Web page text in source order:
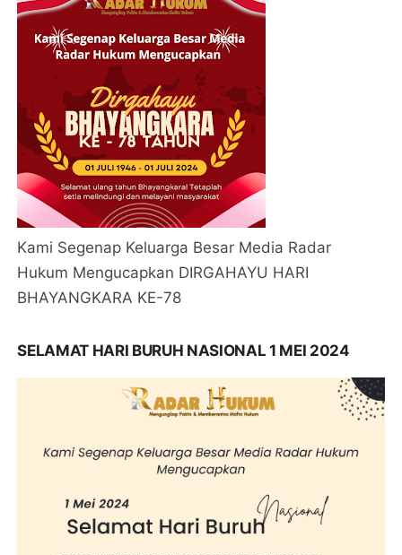
Kami Segenap Keluarga Besar Media Radar
Hukum Mengucapkan DIRGAHAYU HARI
BHAYANGKARA KE-78
SELAMAT HARI BURUH NASIONAL 1 MEI 2024